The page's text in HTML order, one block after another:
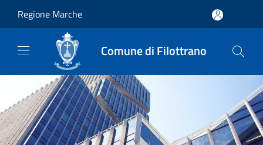
Regione Marche
Comune di Filottrano